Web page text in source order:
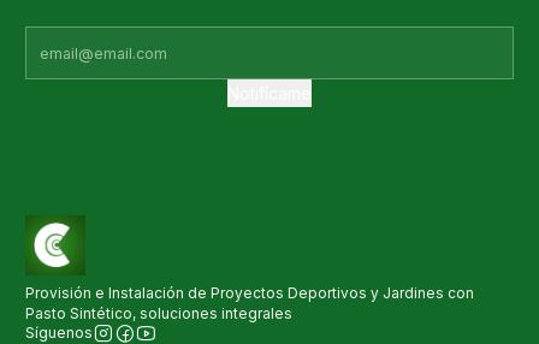
Provisión e Instalación de Proyectos Deportivos y Jardines con
Pasto Sintético, soluciones integrales
Síguenos